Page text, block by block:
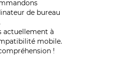
de bureau
actuellement à
mobile.
!